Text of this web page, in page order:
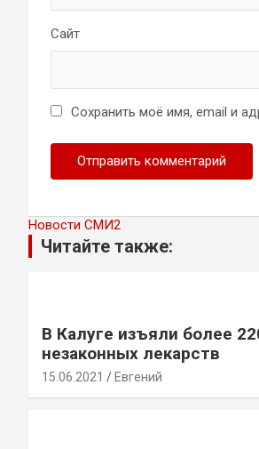
Сайт
Сохранить моё имя, email и
Новости СМИ2
Читайте также:
В Калуге изъяли более
незаконных лекарств
15.06.2021 Евгений